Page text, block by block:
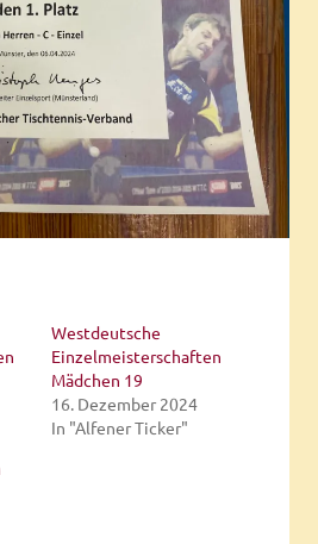
Westdeutsche
Einzelmeisterschaften
Mädchen 19
16. Dezember 2024
In "Alfener Ticker"